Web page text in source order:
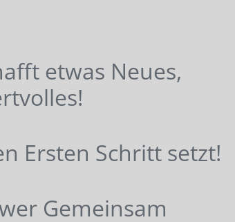
etwas Neues,
Ersten Schritt setzt!
Gemeinsam